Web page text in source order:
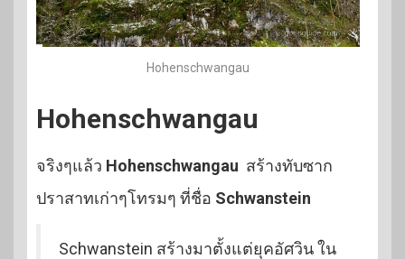
Hohenschwangau
Hohenschwangau
จริงๆแล้ว Hohenschwangau สร้างทับซาก
ปราสาทเก่าๆโทรมๆ ที่ชื่อ Schwanstein
Schwanstein สร้างมาตั้งแต่ยุคอัศวิน ใน